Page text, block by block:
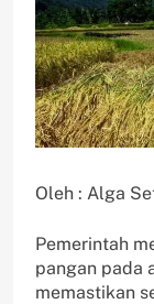
Oleh : Alga
Pemerintah
pangan pada
memastikan